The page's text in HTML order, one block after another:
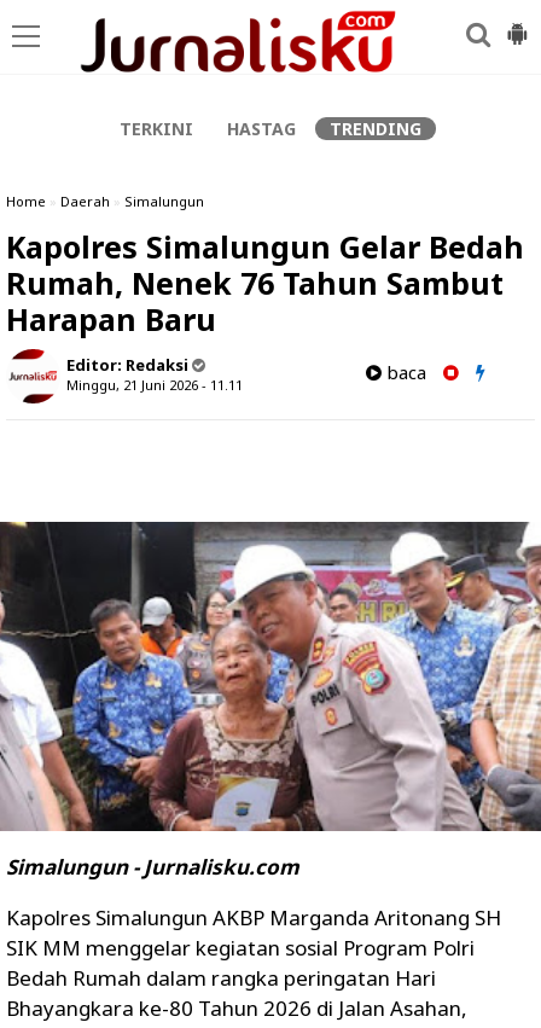
TERKINI HASTAG TRENDING
Home » Daerah » Simalungun
Kapolres Simalungun Gelar Bedah
Rumah, Nenek 76 Tahun Sambut
Harapan Baru
Editor: Redaksi
Minggu, 21 Juni 2026 - 11.11
baca
Simalungun - Jurnalisku.com
Kapolres Simalungun AKBP Marganda Aritonang SH
SIK MM menggelar kegiatan sosial Program Polri
Bedah Rumah dalam rangka peringatan Hari
Bhayangkara ke-80 Tahun 2026 di Jalan Asahan,